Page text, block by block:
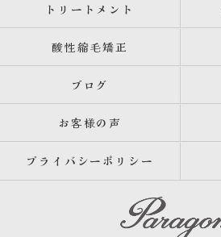
トリートメント
酸性縮毛矯正
ブログ
お客様の声
プライバシーポリシー